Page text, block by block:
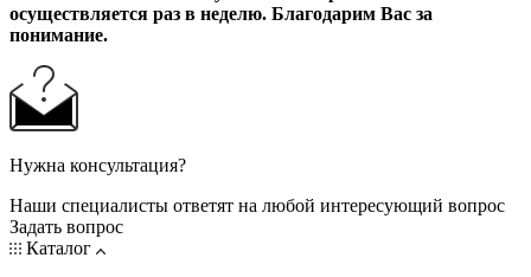
осуществляется раз в неделю. Благодарим Вас за
понимание.
Нужна консультация?
Наши специалисты ответят на любой интересующий вопрос
Задать вопрос
Каталог